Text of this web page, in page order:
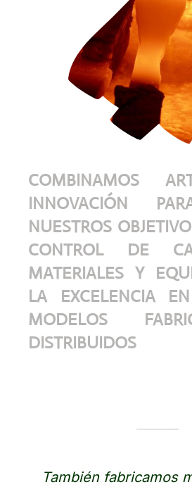
COMBINAMOS
INNOVACIÓN
NUESTROS
CONTROL DE
MATERIALES Y
LA EXCELENCIA
MODELOS
DISTRIBUIDOS
También fabricamos